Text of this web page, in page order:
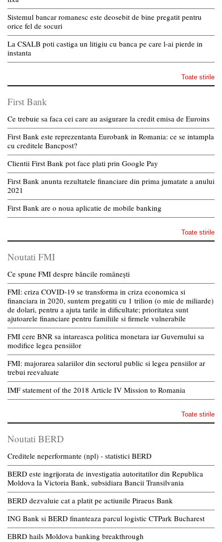
Sistemul bancar romanesc este deosebit de bine pregatit pentru
orice fel de socuri
La CSALB poti castiga un litigiu cu banca pe care l-ai pierde in
instanta
Toate stirile
First Bank
Ce trebuie sa faca cei care au asigurare la credit emisa de Euroins
First Bank este reprezentanta Eurobank in Romania: ce se intampla
cu creditele Bancpost?
Clientii First Bank pot face plati prin Google Pay
First Bank anunta rezultatele financiare din prima jumatate a anului
2021
First Bank are o noua aplicatie de mobile banking
Toate stirile
Noutati FMI
Ce spune FMI despre băncile românești
FMI: criza COVID-19 se transforma in criza economica si
financiara in 2020, suntem pregatiti cu 1 trilion (o mie de miliarde)
de dolari, pentru a ajuta tarile in dificultate; prioritatea sunt
ajutoarele financiare pentru familiile si firmele vulnerabile
FMI cere BNR sa intareasca politica monetara iar Guvernului sa
modifice legea pensiilor
FMI: majorarea salariilor din sectorul public si legea pensiilor ar
trebui reevaluate
IMF statement of the 2018 Article IV Mission to Romania
Toate stirile
Noutati BERD
Creditele neperformante (npl) - statistici BERD
BERD este ingrijorata de investigatia autoritatilor din Republica
Moldova la Victoria Bank, subsidiara Bancii Transilvania
BERD dezvaluie cat a platit pe actiunile Piraeus Bank
ING Bank si BERD finanteaza parcul logistic CTPark Bucharest
EBRD hails Moldova banking breakthrough